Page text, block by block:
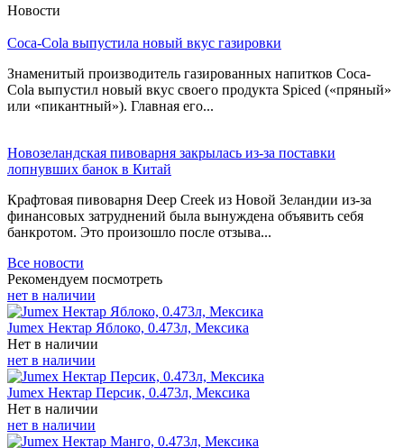
Новости
Coca-Cola выпустила новый вкус газировки
Знаменитый производитель газированных напитков Coca-
Cola выпустил новый вкус своего продукта Spiced («пряный»
или «пикантный»). Главная его...
Новозеландская пивоварня закрылась из-за поставки
лопнувших банок в Китай
Крафтовая пивоварня Deep Creek из Новой Зеландии из-за
финансовых затруднений была вынуждена объявить себя
банкротом. Это произошло после отзыва...
Все новости
Рекомендуем посмотреть
нет в наличии
Jumex Нектар Яблоко, 0.473л, Мексика
Нет в наличии
нет в наличии
Jumex Нектар Персик, 0.473л, Мексика
Нет в наличии
нет в наличии